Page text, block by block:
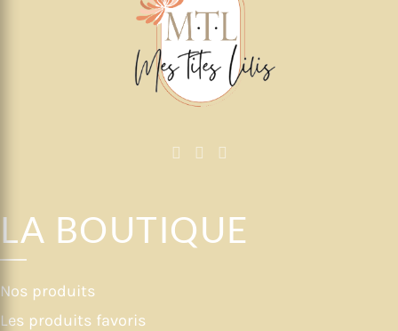
LA BOUTIQUE
Nos produits
Les produits favoris